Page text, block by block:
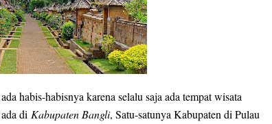
habis-habisnya karena selalu saja ada tempat wisata
di Kabupaten Bangli, Satu-satunya Kabupaten di Pulau